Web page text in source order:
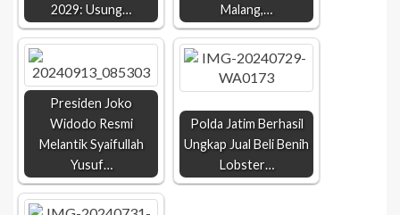
2029: Usung…
Malang,…
Presiden Joko
Widodo Resmi
Melantik Syaifullah
Yusuf…
Polda Jatim Berhasil
Ungkap Jual Beli Benih
Lobster…